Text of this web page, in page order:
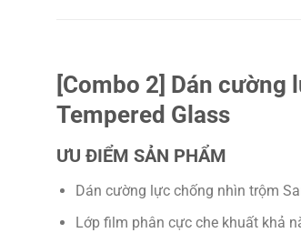
[Combo 2] Dán cường
Tempered Glass
ƯU ĐIỂM SẢN PHẨM
Dán cường lực chống nhìn trộm
Lớp film phân cực che khuất khả